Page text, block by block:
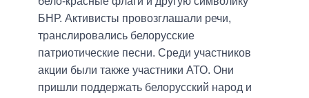
БНР. Активисты провозглашали речи,
транслировались белорусские
патриотические песни. Среди участников
акции были также участники АТО. Они
пришли поддержать белорусский народ и